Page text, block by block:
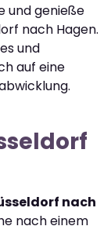
und genieße
nach Hagen.
und
auf eine
nach
nach einem